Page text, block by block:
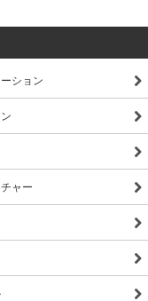
ション
ャー